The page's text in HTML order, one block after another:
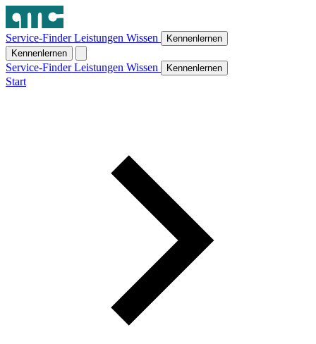
Service-FinderLeistungen Wissen
Kennenlernen
Kennenlernen
Service-FinderLeistungen Wissen Kennenlernen
Start